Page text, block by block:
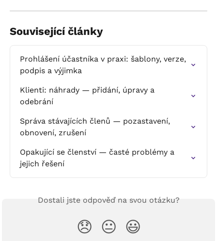
Související články
Prohlášení účastníka v praxi: šablony, verze,
podpis a výjimka
Klienti: náhrady — přidání, úpravy a
odebrání
Správa stávajících členů — pozastavení,
obnovení, zrušení
Opakující se členství — časté problémy a
jejich řešení
Dostali jste odpověď na svou otázku?
😞 😐 😃